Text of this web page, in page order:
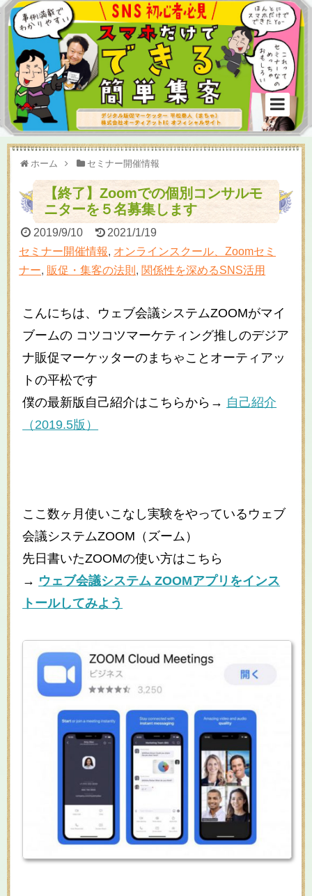
ホーム セミナー開催情報
【終了】Zoomでの個別コンサルモ
ニターを５名募集します
2019/9/10
2021/1/19
セミナー開催情報, オンラインスクール、Zoomセミ
ナー, 販促・集客の法則 , 関係性を深めるSNS活用
こんにちは、ウェブ会議システムZOOMがマイ
ブームの コツコツマーケティング推しのデジア
ナ販促マーケッターのまちゃことオーティアッ
トの平松です
僕の最新版自己紹介はこちらから → 自己紹介
（ 2019.5版）
ここ数ヶ月使いこなし実験をやっているウェブ
会議システムZOOM（ズーム）
先日書いたZOOMの使い方はこちら
→ ウェブ会議システム ZOOMアプリをインス
トールしてみよう